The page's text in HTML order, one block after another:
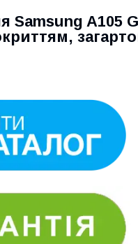
A105